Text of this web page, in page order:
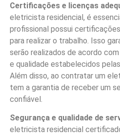
Certificações e licenças
eletricista residencial, é
profissional possui
para realizar o trabalho. Isso
serão realizados de acordo
e qualidade estabelecidos
Além disso, ao contratar um
tem a garantia de receber um
confiável.
Segurança e qualidade de
eletricista residencial